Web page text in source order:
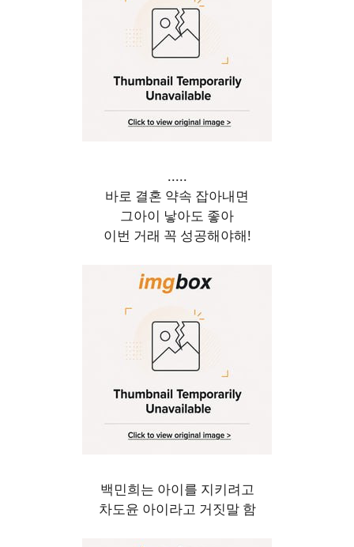
.....
바로 결혼 약속 잡아내면
그아이 낳아도 좋아
이번 거래 꼭 성공해야해!
백민희는 아이를 지키려고
차도윤 아이라고 거짓말 함